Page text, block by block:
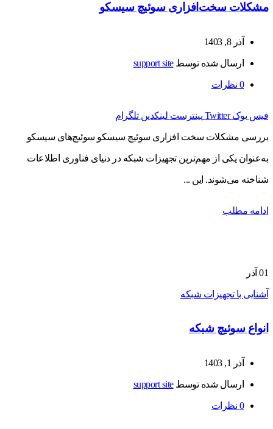
مشکلات سخت‌افزاری سوئیچ سیسکو
آذر 8, 1403
ارسال شده توسطsupport site
0 نظرات
فیس بوک Twitter پینترست لینکدین تلگرام
بررسی مشکلات سخت افزاری سوئیچ سیسکو سوئیچ‌های سیسکو
به‌عنوان یکی از مهم‌ترین تجهیزات شبکه در دنیای فناوری اطلاعات
شناخته می‌شوند. این ...
ادامه مطلب
01 آذر
آشنایی با تجهیزات شبکه
انواع سوئیچ شبکه
آذر 1, 1403
ارسال شده توسطsupport site
0 نظرات